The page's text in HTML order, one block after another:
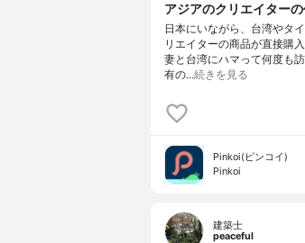
アジアのクリエイター
日本にいながら、台湾やタ
リエイターの商品が直接購
妻と台湾にハマって何度も
有の…続きを見る
Pinkoi(ピンコイ)
Pinkoi
建築士
peaceful